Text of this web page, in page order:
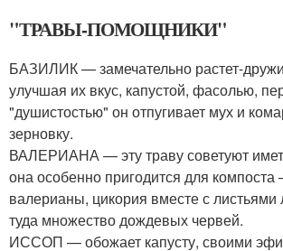
"ТРАВЫ-ПОМОЩНИКИ"
БАЗИЛИК — замечательно растет-
улучшая их вкус, капустой, фасолью,
"душистостью" он отпугивает мух и
зерновку.
ВАЛЕРИАНА — эту траву советуют
она особенно пригодится для
валерианы, цикория вместе с листьями
туда множество дождевых червей.
ИССОП — обожает капусту, своими